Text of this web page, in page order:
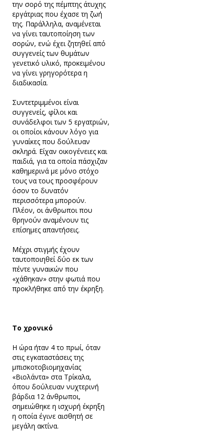
την σορό της πέμπτης άτυχης
εργάτριας που έχασε τη ζωή
της. Παράλληλα, αναμένεται
να γίνει ταυτοποίηση των
σορών, ενώ έχει ζητηθεί από
συγγενείς των θυμάτων
γενετικό υλικό, προκειμένου
να γίνει γρηγορότερα η
διαδικασία.
Συντετριμμένοι είναι
συγγενείς, φίλοι και
συνάδελφοι των 5 εργατριών,
οι οποίοι κάνουν λόγο για
γυναίκες που δούλευαν
σκληρά. Είχαν οικογένειες και
παιδιά, για τα οποία πάσχιζαν
καθημερινά με μόνο στόχο
τους να τους προσφέρουν
όσον το δυνατόν
περισσότερα μπορούν.
Πλέον, οι άνθρωποι που
θρηνούν αναμένουν τις
επίσημες απαντήσεις.
Μέχρι στιγμής έχουν
ταυτοποιηθεί δύο εκ των
πέντε γυναικών που
«χάθηκαν» στην φωτιά που
προκλήθηκε από την έκρηξη.
Το χρονικό
Η ώρα ήταν 4 το πρωί, όταν
στις εγκαταστάσεις της
μπισκοτοβιομηχανίας
«Βιολάντα» στα Τρίκαλα,
όπου δούλευαν νυχτερινή
βάρδια 12 άνθρωποι,
σημειώθηκε η ισχυρή έκρηξη
η οποία έγινε αισθητή σε
μεγάλη ακτίνα.